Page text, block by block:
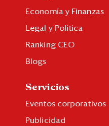
Economía y Finanzas
Legal y Política
Ranking CEO
Blogs
Servicios
Eventos corporativos
Publicidad